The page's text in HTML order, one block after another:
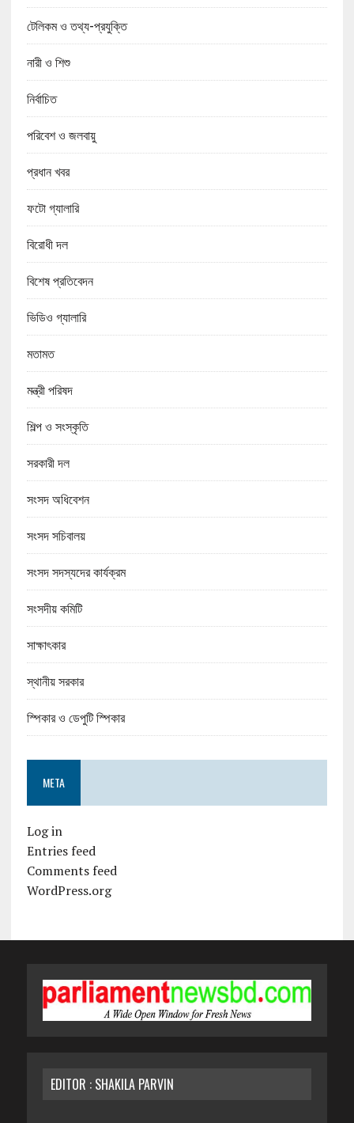
টেলিকম ও তথ্য-প্রযুক্তি
নারী ও শিশু
নির্বাচিত
পরিবেশ ও জলবায়ু
প্রধান খবর
ফটো গ্যালারি
বিরোধী দল
বিশেষ প্রতিবেদন
ভিডিও গ্যালারি
মতামত
মন্ত্রী পরিষদ
শিল্প ও সংস্কৃতি
সরকারী দল
সংসদ অধিবেশন
সংসদ সচিবালয়
সংসদ সদস্যদের কার্যক্রম
সংসদীয় কমিটি
সাক্ষাৎকার
স্থানীয় সরকার
স্পিকার ও ডেপুটি স্পিকার
META
Log in
Entries feed
Comments feed
WordPress.org
EDITOR : SHAKILA PARVIN